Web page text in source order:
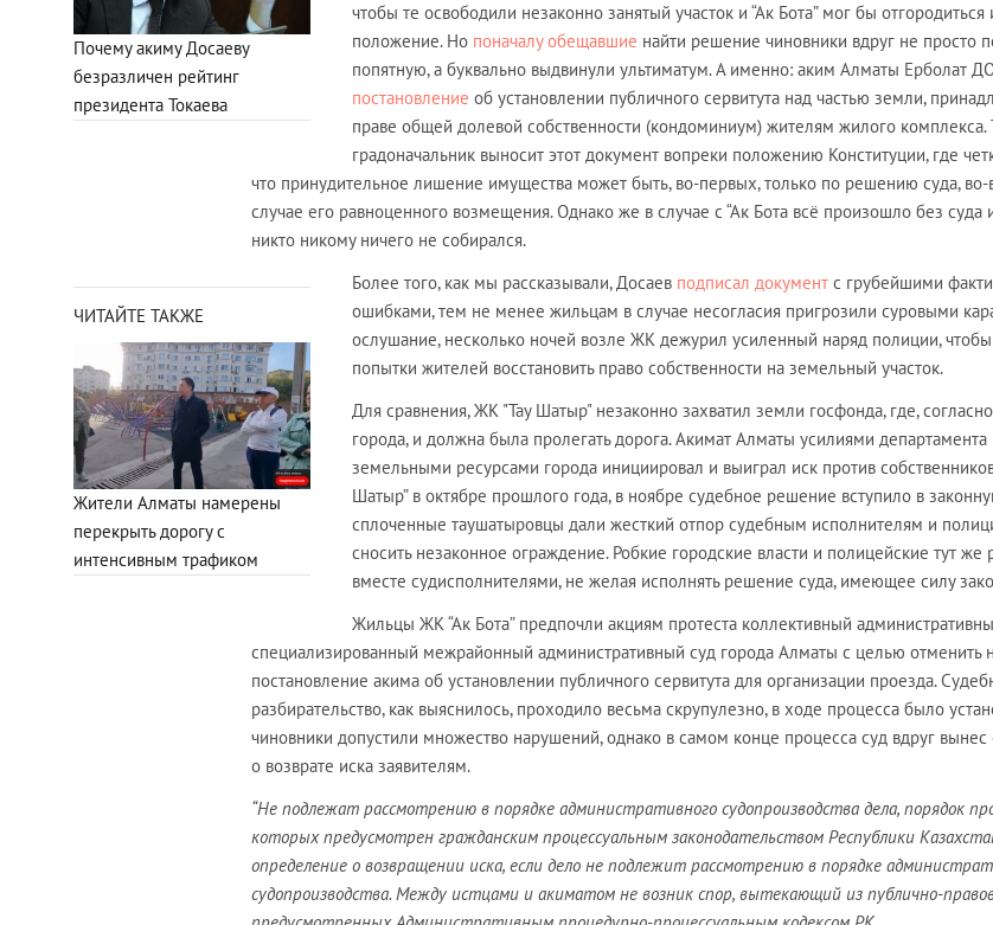
Почему акиму Досаеву
безразличен рейтинг
президента Токаева
чтобы те освободили незаконно занятый участок и “Ак Бота” мог бы отгородиться
положение. Но поначалу обещавшие найти решение чиновники вдруг не просто
попятную, а буквально выдвинули ультиматум. А именно: аким Алматы Ерболат
постановление об установлении публичного сервитута над частью земли,
праве общей долевой собственности (кондоминиум) жителям жилого комплекса.
градоначальник выносит этот документ вопреки положению Конституции, где
что принудительное лишение имущества может быть, во-первых, только по решению суда, во-
случае его равноценного возмещения. Однако же в случае с “Ак Бота всё произошло без суда
никто никому ничего не собирался.
ЧИТАЙТЕ ТАКЖЕ
Жители Алматы намерены
перекрыть дорогу с
интенсивным трафиком
Более того, как мы рассказывали, Досаев подписал документ с грубейшими
ошибками, тем не менее жильцам в случае несогласия пригрозили суровыми
ослушание, несколько ночей возле ЖК дежурил усиленный наряд полиции, чтобы
попытки жителей восстановить право собственности на земельный участок.
Для сравнения, ЖК "Тау Шатыр" незаконно захватил земли госфонда, где,
города, и должна была пролегать дорога. Акимат Алматы усилиями
земельными ресурсами города инициировал и выиграл иск против
Шатыр” в октябре прошлого года, в ноябре судебное решение вступило в
сплоченные таушатыровцы дали жесткий отпор судебным исполнителям и
сносить незаконное ограждение. Робкие городские власти и полицейские тут же
вместе судисполнителями, не желая исполнять решение суда, имеющее силу
Жильцы ЖК “Ак Бота” предпочли акциям протеста коллективный
специализированный межрайонный административный суд города Алматы с целью отменить
постановление акима об установлении публичного сервитута для организации проезда.
разбирательство, как выяснилось, проходило весьма скрупулезно, в ходе процесса было
чиновники допустили множество нарушений, однако в самом конце процесса суд вдруг
о возврате иска заявителям.
“Не подлежат рассмотрению в порядке административного судопроизводства дела, порядок
которых предусмотрен гражданским процессуальным законодательством Республики
определение о возвращении иска, если дело не подлежит рассмотрению в порядке
судопроизводства. Между истцами и акиматом не возник спор, вытекающий из публично-